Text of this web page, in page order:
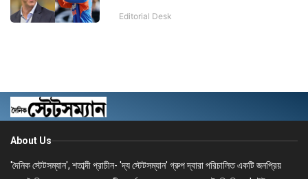
Editorial Desk
About Us
'দৈনিক স্টেটসম্যান', শতাব্দী প্রাচীন- 'দ্য স্টেটসম্যান' গ্রুপ দ্বারা পরিচালিত একটি জনপ্রিয়